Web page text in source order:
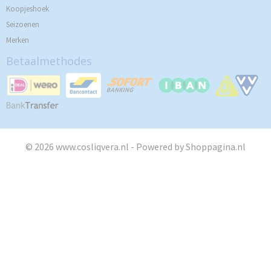
Koopjeshoek
Seizoenen
Merken
Betaalmethodes
© 2026 www.cosliqvera.nl - Powered by Shoppagina.nl